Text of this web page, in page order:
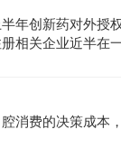
半年创新药对外授
相关企业近半在
腔消费的决策成本